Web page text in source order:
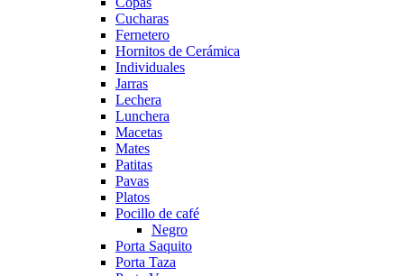
Cucharas
Fernetero
Hornitos de Cerámica
Individuales
Jarras
Lechera
Lunchera
Macetas
Mates
Patitas
Pavas
Platos
Pocillo de café
Negro
Porta Saquito
Porta Taza